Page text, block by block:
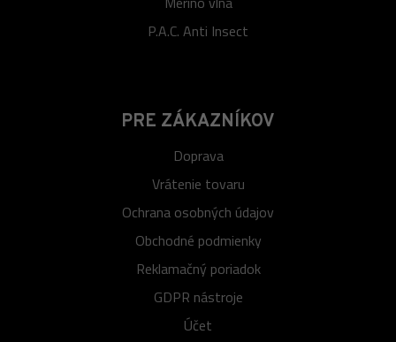
P.A.C. Anti Insect
PRE ZÁKAZNÍKOV
Doprava
Vrátenie tovaru
Ochrana osobných údajov
Obchodné podmienky
Reklamačný poriadok
GDPR nástroje
Účet